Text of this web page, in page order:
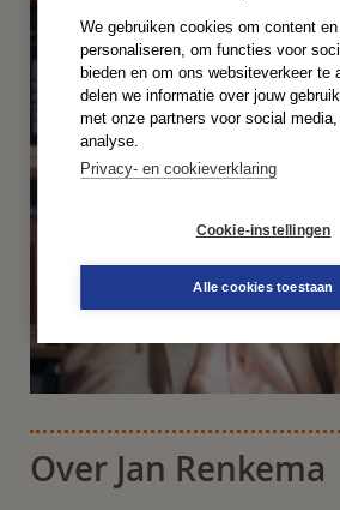
We gebruiken cookies om content
personaliseren, om functies voor
bieden en om ons websiteverkeer te
delen we informatie over jouw
met onze partners voor social
analyse.
Privacy- en cookieverklaring
Cookie-instellingen
Alle cookies toestaan
Over Jan Renkema